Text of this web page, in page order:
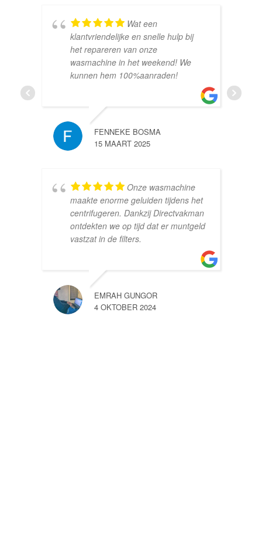
Wat een
klantvriendelijke en snelle hulp bij
het repareren van onze
wasmachine in het weekend! We
kunnen hem 100%aanraden!
FENNEKE BOSMA
15 MAART 2025
Onze wasmachine
maakte enorme geluiden tijdens het
centrifugeren. Dankzij Directvakman
ontdekten we op tijd dat er muntgeld
vastzat in de filters.
EMRAH GUNGOR
4 OKTOBER 2024